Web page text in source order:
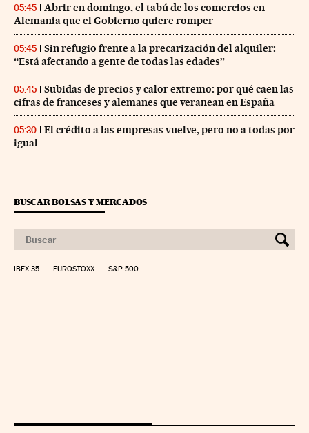
05:45
Abrir en domingo, el tabú de los comercios en
Alemania que el Gobierno quiere romper
05:45
Sin refugio frente a la precarización del alquiler:
“Está afectando a gente de todas las edades”
05:45
Subidas de precios y calor extremo: por qué caen las
cifras de franceses y alemanes que veranean en España
05:30
El crédito a las empresas vuelve, pero no a todas por
igual
BUSCAR BOLSAS Y MERCADOS
IBEX 35 EUROSTOXX S&P 500